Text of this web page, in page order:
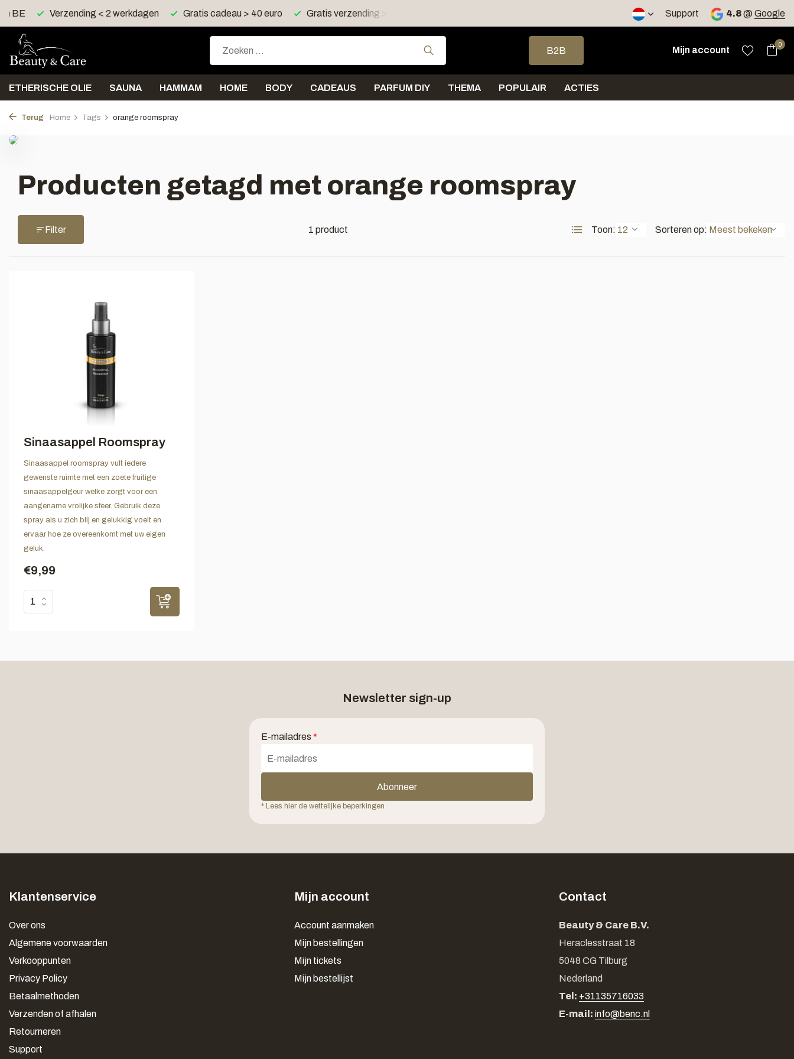
BE Verzending < 2 werkdagen Gratis cadeau > 40 euro Gratis verzending > 30 euro in NL en BE Support 4.8@ Google
Gebruik de pijltjes op en neer om een beschikbaar resultaat te selecteren. Druk
B2B
Mijn account
0
ETHERISCHE OLIE SAUNA HAMMAM HOME BODY CADEAUS PARFUM DIY THEMA POPULAIR ACTIES
Terug Home Tags orange roomspray
Producten getagd met orange roomspray
Filter 1 product Toon: Sorteren op:
Sinaasappel Roomspray
Sinaasappel roomspray vult iedere
gewenste ruimte met een zoete fruitige
sinaasappelgeur welke zorgt voor een
aangename vrolijke sfeer. Gebruik deze
spray als u zich blij en gelukkig voelt en
ervaar hoe ze overeenkomt met uw eigen
geluk.
€9,99
Newsletter sign-up
E-mailadres *
Abonneer
* Lees hier de wettelijke beperkingen
Klantenservice
Over ons
Algemene voorwaarden
Verkooppunten
Privacy Policy
Betaalmethoden
Verzenden of afhalen
Retourneren
Support
Mijn account
Account aanmaken
Mijn bestellingen
Mijn tickets
Mijn bestellijst
Contact
Beauty & Care B.V.
Heraclesstraat 18
5048 CG Tilburg
Nederland
Tel: +31135716033
E-mail: info@benc.nl